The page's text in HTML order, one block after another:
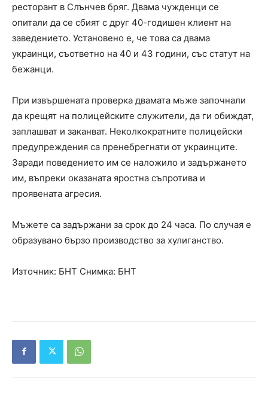
ресторант в Слънчев бряг. Двама чужденци се
опитали да се сбият с друг 40-годишен клиент на
заведението. Установено е, че това са двама
украинци, съответно на 40 и 43 години, със статут на
бежанци.
При извършената проверка двамата мъже започнали
да крещят на полицейските служители, да ги обиждат,
заплашват и заканват. Неколкократните полицейски
предупреждения са пренебрегнати от украинците.
Заради поведението им се наложило и задържането
им, въпреки оказаната яростна съпротива и
проявената агресия.
Мъжете са задържани за срок до 24 часа. По случая е
образувано бързо производство за хулиганство.
Източник: БНТ Снимка: БНТ